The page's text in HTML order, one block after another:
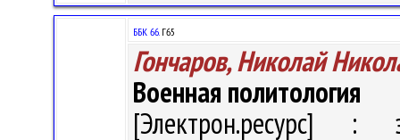
ББК 66.Г65
Гончаров, Николай
Военная политология
[Электрон.ресурс] :